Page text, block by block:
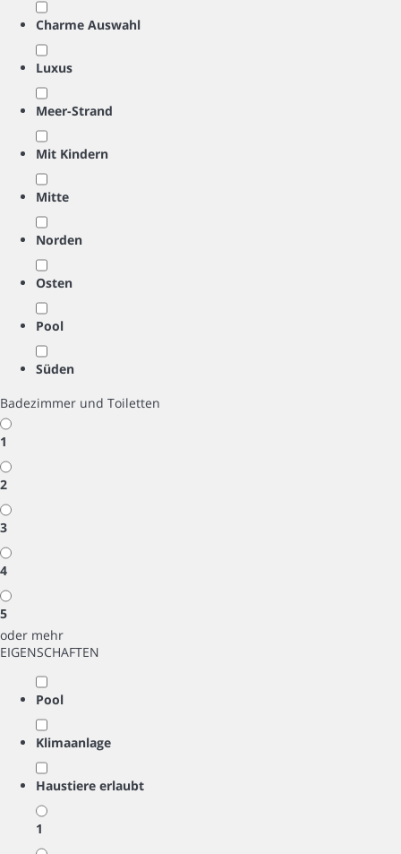
Charme Auswahl
Luxus
Meer-Strand
Mit Kindern
Mitte
Norden
Osten
Pool
Süden
Badezimmer und Toiletten
1
2
3
4
5
oder mehr
EIGENSCHAFTEN
Pool
Klimaanlage
Haustiere erlaubt
1